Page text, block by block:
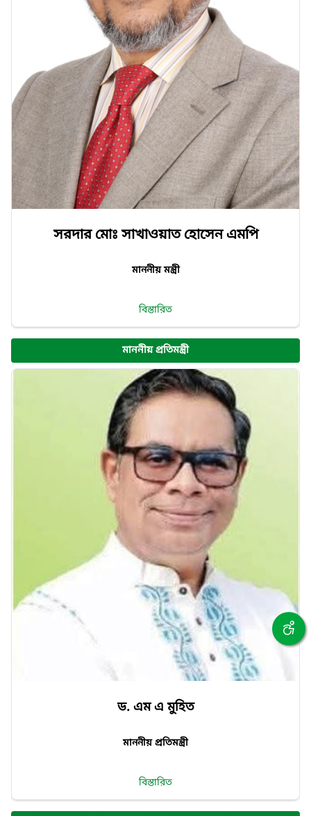
সরদার মোঃ সাখাওয়াত হোসেন এমপি
মাননীয় মন্ত্রী
বিস্তারিত
মাননীয় প্রতিমন্ত্রী
ড. এম এ মুহিত
মাননীয় প্রতিমন্ত্রী
বিস্তারিত